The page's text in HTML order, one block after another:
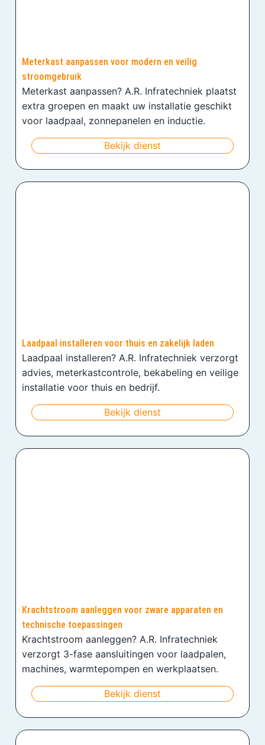
Meterkast aanpassen voor modern en veilig
stroomgebruik
Meterkast aanpassen? A.R. Infratechniek plaatst
extra groepen en maakt uw installatie geschikt
voor laadpaal, zonnepanelen en inductie.
Bekijk dienst
Laadpaal installeren voor thuis en zakelijk laden
Laadpaal installeren? A.R. Infratechniek verzorgt
advies, meterkastcontrole, bekabeling en veilige
installatie voor thuis en bedrijf.
Bekijk dienst
Krachtstroom aanleggen voor zware apparaten en
technische toepassingen
Krachtstroom aanleggen? A.R. Infratechniek
verzorgt 3-fase aansluitingen voor laadpalen,
machines, warmtepompen en werkplaatsen.
Bekijk dienst